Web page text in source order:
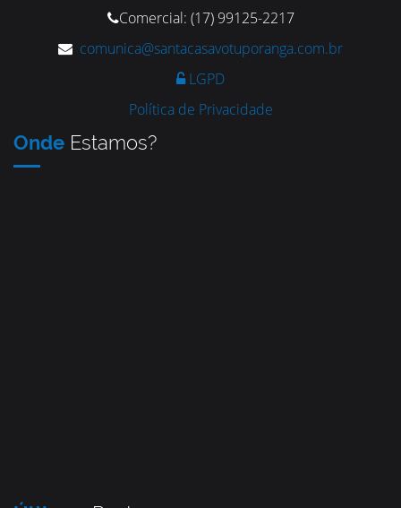
Comercial: (17) 99125-2217
comunica@santacasavotuporanga.com.br
LGPD
Política de Privacidade
Onde Estamos?